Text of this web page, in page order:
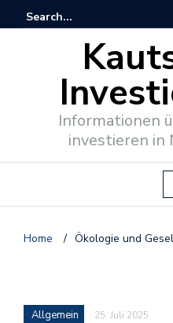
Informationen
investieren in
Home / Ökologie und
Allgemein 25. Juli 2025